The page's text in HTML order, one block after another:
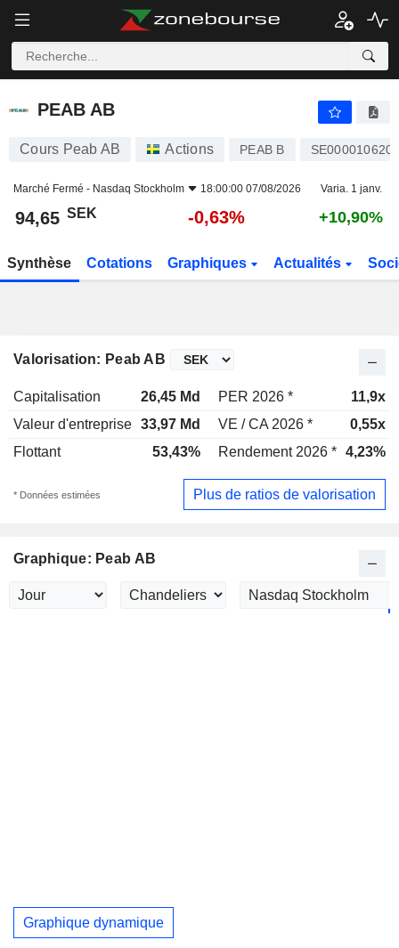
PEAB AB
PEAB AB
Cours Peab AB Actions PEAB B
Marché Fermé - Nasdaq Stockholm 18:00:00 07/08/2026 Varia. 1 janv.
94,65 SEK -0,63% +10,90%
Synthèse Cotations Graphiques Actualités
Valorisation: Peab AB
Capitalisation 26,45 Md PER 2026 *
11,9x
Valeur d'entreprise 33,97 Md VE / CA 2026 *
0,55x
Flottant
53,43% Rendement 2026 * 4,23%
* Données estimées Plus de ratios de valorisation
Graphique: Peab AB
Graphique dynamique